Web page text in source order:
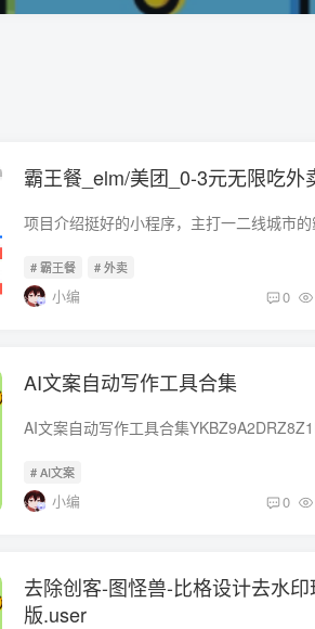
霸王餐_elm/美团_0-3元无限吃外
# 霸王餐 # 外卖
小编 0
AI文案自动写作工具合集
# AI文案
小编 0
去除创客-图怪兽-比格设计去水
版.user